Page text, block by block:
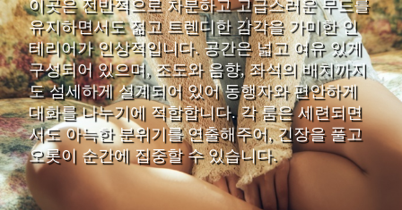
이곳은 전반적으로 차분하고 고급스러운 무드를
유지하면서도 젊고 트렌디한 감각을 가미한 인
테리어가 인상적입니다. 공간은 넓고 여유 있게
구성되어 있으며, 조도와 음향, 좌석의 배치까지
도 섬세하게 설계되어 있어 동행자와 편안하게
대화를 나누기에 적합합니다. 각 룸은 세련되면
서도 아늑한 분위기를 연출해주어, 긴장을 풀고
오롯이 순간에 집중할 수 있습니다.